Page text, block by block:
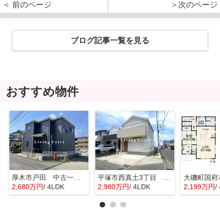
＜ 前のページ
＞次のページ
ブログ記事一覧を見る
おすすめ物件
厚木市戸田 中古一戸建て
2,680万円/ 4LDK
2,980万円/ 4LDK 2,199万円/